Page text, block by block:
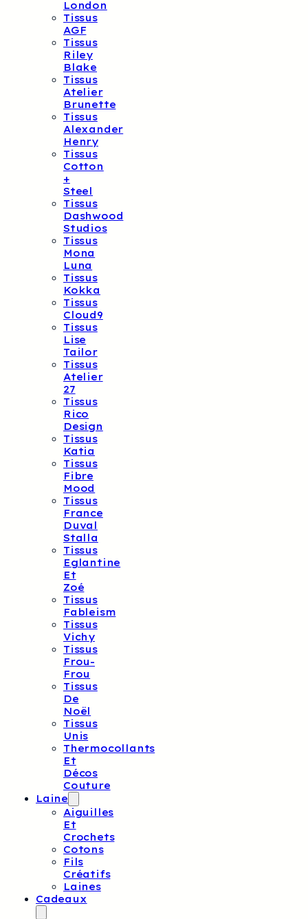
London
Tissus
AGF
Tissus
Riley
Blake
Tissus
Atelier
Brunette
Tissus
Alexander
Henry
Tissus
Cotton
+
Steel
Tissus
Dashwood
Studios
Tissus
Mona
Luna
Tissus
Kokka
Tissus
Cloud9
Tissus
Lise
Tailor
Tissus
Atelier
27
Tissus
Rico
Design
Tissus
Katia
Tissus
Fibre
Mood
Tissus
France
Duval
Stalla
Tissus
Eglantine
Et
Zoé
Tissus
Fableism
Tissus
Vichy
Tissus
Frou-
Frou
Tissus
De
Noël
Tissus
Unis
Thermocollants
Et
Décos
Couture
Laine
Aiguilles
Et
Crochets
Cotons
Fils
Créatifs
Laines
Cadeaux